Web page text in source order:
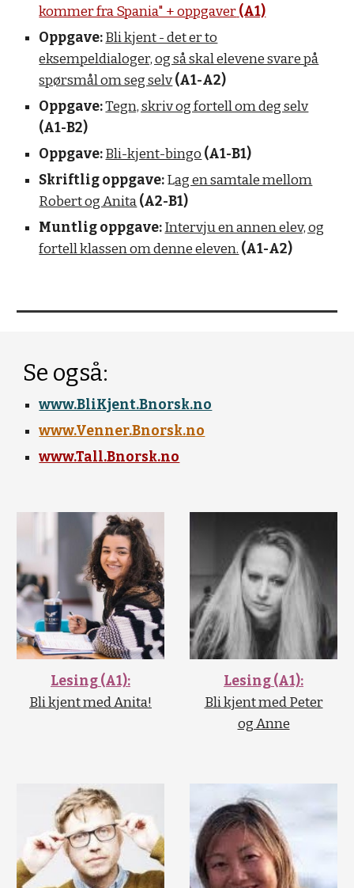
kommer fra Spania" + oppgaver(A1)
Oppgave:Bli kjent - det er to
eksempeldialoger, og så skal elevene svare på
spørsmål om seg selv(A1-A2)
Oppgave:Tegn, skriv og fortell om deg selv
(A1-B2)
Oppgave:Bli-kjent-bingo (A1-B1)
Skriftlig oppgave:Lag en samtale mellom
Robert og Anita(A2-B1)
Muntlig oppgave:Intervju en annen elev, og
fortell klassen om denne eleven. (A1-A2)
Se også:
www.BliKjent.Bnorsk.no
www.Venner.Bnorsk.no
www.Tall.Bnorsk.no
Lesing (A1):
Bli kjent med Anita!
Lesing (A1):
Bli kjent med Peter
og Anne